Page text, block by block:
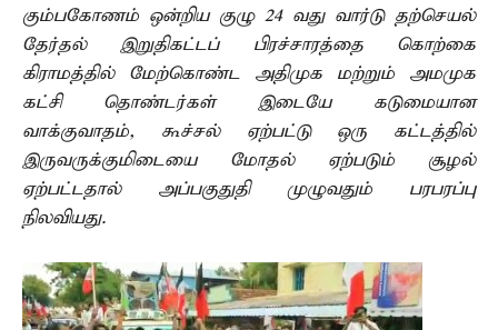
கும்பகோணம் ஒன்றிய குழு 24 வது வார்டு தற்செயல்
தேர்தல் இறுதிகட்டப் பிரச்சாரத்தை கொற்கை
கிராமத்தில் மேற்கொண்ட அதிமுக மற்றும் அமமுக
கட்சி தொண்டர்கள் இடையே கடுமையான
வாக்குவாதம், கூச்சல் ஏற்பட்டு ஒரு கட்டத்தில்
இருவருக்குமிடையை மோதல் ஏற்படும் சூழல்
ஏற்பட்டதால் அப்பகுதுதி முழுவதும் பரபரப்பு
நிலவியது.